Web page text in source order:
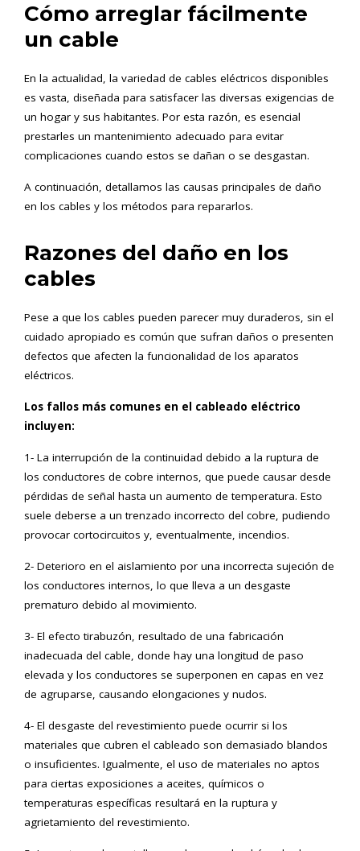
Cómo arreglar fácilmente
un cable
En la actualidad, la variedad de cables eléctricos disponibles
es vasta, diseñada para satisfacer las diversas exigencias de
un hogar y sus habitantes. Por esta razón, es esencial
prestarles un mantenimiento adecuado para evitar
complicaciones cuando estos se dañan o se desgastan.
A continuación, detallamos las causas principales de daño
en los cables y los métodos para repararlos.
Razones del daño en los
cables
Pese a que los cables pueden parecer muy duraderos, sin el
cuidado apropiado es común que sufran daños o presenten
defectos que afecten la funcionalidad de los aparatos
eléctricos.
Los fallos más comunes en el cableado eléctrico
incluyen:
1- La interrupción de la continuidad debido a la ruptura de
los conductores de cobre internos, que puede causar desde
pérdidas de señal hasta un aumento de temperatura. Esto
suele deberse a un trenzado incorrecto del cobre, pudiendo
provocar cortocircuitos y, eventualmente, incendios.
2- Deterioro en el aislamiento por una incorrecta sujeción de
los conductores internos, lo que lleva a un desgaste
prematuro debido al movimiento.
3- El efecto tirabuzón, resultado de una fabricación
inadecuada del cable, donde hay una longitud de paso
elevada y los conductores se superponen en capas en vez
de agruparse, causando elongaciones y nudos.
4- El desgaste del revestimiento puede ocurrir si los
materiales que cubren el cableado son demasiado blandos
o insuficientes. Igualmente, el uso de materiales no aptos
para ciertas exposiciones a aceites, químicos o
temperaturas específicas resultará en la ruptura y
agrietamiento del revestimiento.